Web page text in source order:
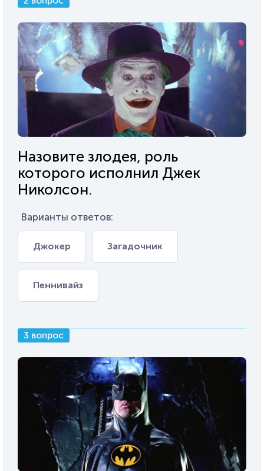
Назовите злодея, роль
которого исполнил Джек
Николсон.
Варианты ответов:
Джокер Загадочник
Пеннивайз
3 вопрос